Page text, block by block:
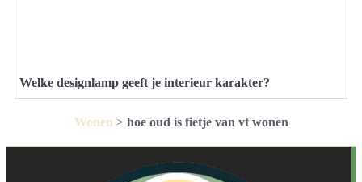
Welke designlamp geeft je interieur karakter?
Wonen > hoe oud is fietje van vt wonen